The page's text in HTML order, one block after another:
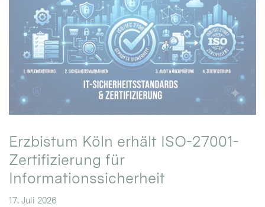
Erzbistum Köln erhält ISO-27001-
Zertifizierung für
Informationssicherheit
17. Juli 2026